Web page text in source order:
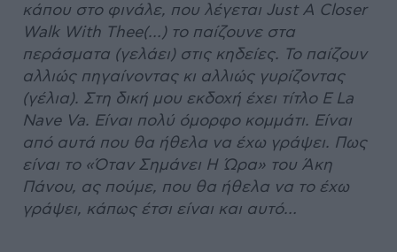
κάπου στο φινάλε, που λέγεται Just A Closer
Walk With Thee(…) το παίζουνε στα
περάσματα (γελάει) στις κηδείες. Το παίζουν
αλλιώς πηγαίνοντας κι αλλιώς γυρίζοντας
(γέλια). Στη δική μου εκδοχή έχει τίτλο E La
Nave Va. Είναι πολύ όμορφο κομμάτι. Είναι
από αυτά που θα ήθελα να έχω γράψει. Πως
είναι το «Όταν Σημάνει Η Ώρα» του Άκη
Πάνου, ας πούμε, που θα ήθελα να το έχω
γράψει, κάπως έτσι είναι και αυτό…